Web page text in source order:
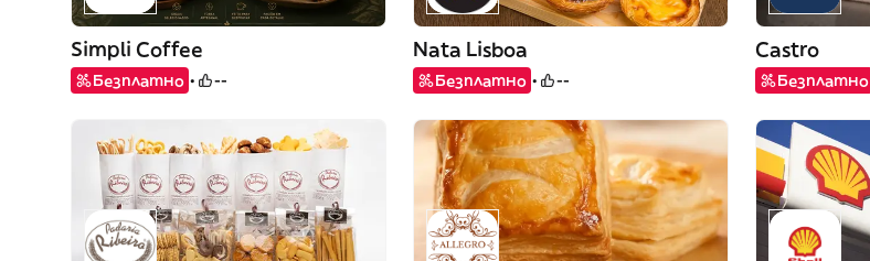
Simpli Coffee
Безплатно --
Nata Lisboa
Безплатно --
Castro
Безплатно